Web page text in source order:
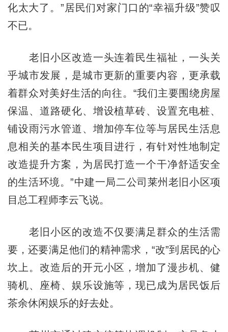
化太大了。”居民们对家门口的“幸福升级”赞叹
不已。
老旧小区改造一头连着民生福祉，一头关
乎城市发展，是城市更新的重要内容，更承载
着群众对美好生活的向往。“我们主要围绕房屋
保温、道路硬化、增设植草砖、设置充电桩、
铺设雨污水管道、增加停车位等与居民生活息
息相关的基本民生项目进行，有针对性地制定
改造提升方案，为居民打造一个干净舒适安全
的生活环境。”中建一局二公司莱州老旧小区项
目总工程师李云飞说。
老旧小区的改造不仅要满足群众的生活需
要，还要满足他们的精神需求，“改”到居民的心
坎上。改造后的开元小区，增加了漫步机、健
骑机、座椅、娱乐设施等，现已成为居民饭后
茶余休闲娱乐的好去处。